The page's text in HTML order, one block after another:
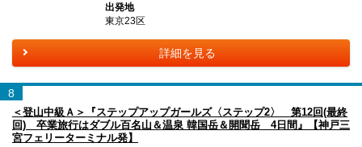
出発地
東京23区
詳細を見る
8
＜登山中級Ａ＞『ステップアップガールズ〈ステップ2〉 第12回(最終
回) 卒業旅行はダブル百名山＆温泉 韓国岳＆開聞岳 4日間』【神戸三
宮フェリーターミナル発】